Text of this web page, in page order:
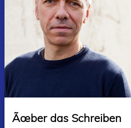
Ãœber das Schreiben